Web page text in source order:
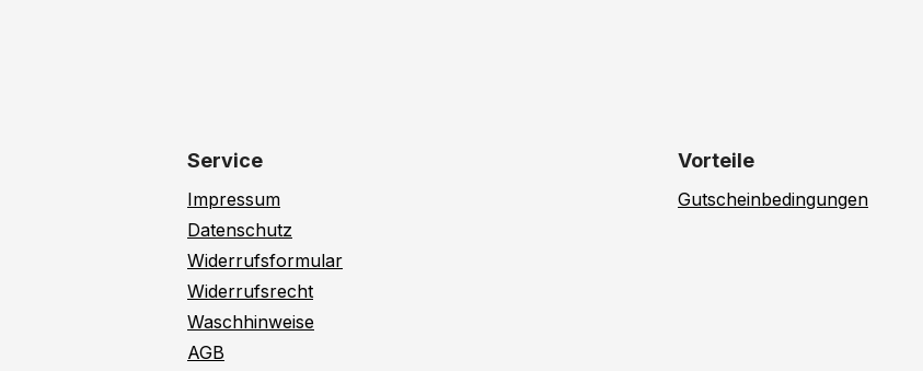
Service
Impressum
Datenschutz
Widerrufsformular
Widerrufsrecht
Waschhinweise
AGB
Vorteile
Gutscheinbedingungen